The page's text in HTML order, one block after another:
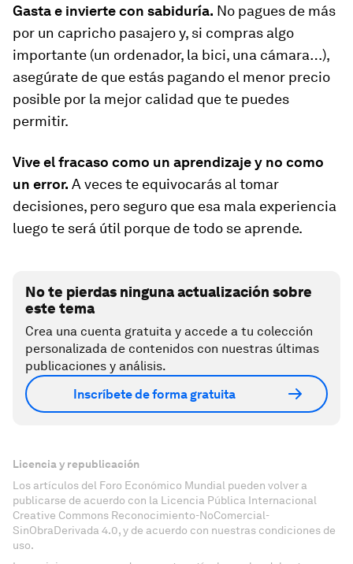
Gasta e invierte con sabiduría. No pagues de más
por un capricho pasajero y, si compras algo
importante (un ordenador, la bici, una cámara…),
asegúrate de que estás pagando el menor precio
posible por la mejor calidad que te puedes
permitir.
Vive el fracaso como un aprendizaje y no como
un error. A veces te equivocarás al tomar
decisiones, pero seguro que esa mala experiencia
luego te será útil porque de todo se aprende.
No te pierdas ninguna actualización sobre
este tema
Crea una cuenta gratuita y accede a tu colección
personalizada de contenidos con nuestras últimas
publicaciones y análisis.
Inscríbete de forma gratuita
Licencia y republicación
Los artículos del Foro Económico Mundial pueden volver a
publicarse de acuerdo con la Licencia Pública Internacional
Creative Commons Reconocimiento-NoComercial-
SinObraDerivada 4.0, y de acuerdo con nuestras condiciones de
uso.